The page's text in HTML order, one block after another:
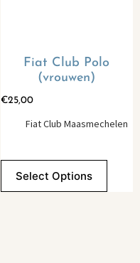
Fiat Club Polo
(vrouwen)
€25,00
Fiat Club Maasmechelen
Select Options